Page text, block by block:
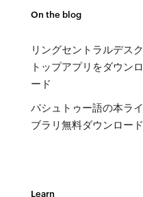
On the blog
リングセントラルデスク
トップアプリをダウンロ
ード
パシュトゥー語の本ライ
ブラリ無料ダウンロード
Learn